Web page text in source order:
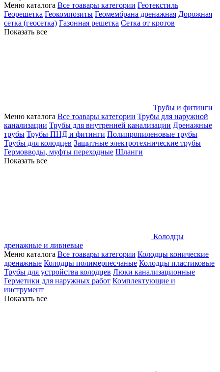
Меню каталога Все тоавары категории Геотекстиль
Георешетка Геокомпозиты Геомембрана дренажная Дорожная
сетка (геосетка) Газонная решетка Сетка от кротов
Показать все
Трубы и фитинги
Меню каталога Все тоавары категории Трубы для наружной
канализации Трубы для внутренней канализации Дренажные
трубы Трубы ПНД и фитинги Полипропиленовые трубы
Трубы для колодцев Защитные электротехнические трубы
Гермовводы, муфты переходные Шланги
Показать все
Колодцы
дренажные и ливневые
Меню каталога Все тоавары категории Колодцы конические
дренажные Колодцы полимерпесчаные Колодцы пластиковые
Трубы для устройства колодцев Люки канализационные
Герметики для наружных работ Комплектующие и
инструмент
Показать все